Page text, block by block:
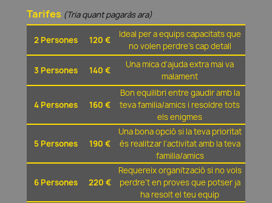
Tarifes (Tria quant pagaràs ara)
2 Persones 120 €
Ideal per a equips capacitats que
no volen perdre's cap detall
3 Persones 140 €
Una mica d'ajuda extra mai va
malament
4 Persones 160 €
Bon equilibri entre gaudir amb la
teva familia/amics i resoldre tots
els enigmes
5 Persones 190 €
Una bona opció si la teva prioritat
és realitzar l'activitat amb la teva
familia/amics
6 Persones 220 €
Requereix organització si no vols
perdre't en proves que potser ja
ha resolt el teu equip